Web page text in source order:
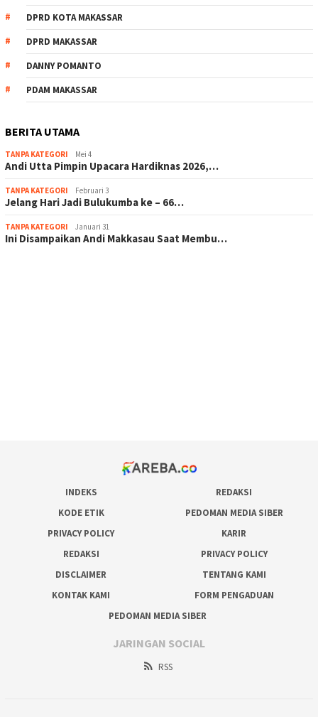
DPRD KOTA MAKASSAR
DPRD MAKASSAR
DANNY POMANTO
PDAM MAKASSAR
BERITA UTAMA
TANPA KATEGORI Mei 4
Andi Utta Pimpin Upacara Hardiknas 2026,…
TANPA KATEGORI Februari 3
Jelang Hari Jadi Bulukumba ke – 66…
TANPA KATEGORI Januari 31
Ini Disampaikan Andi Makkasau Saat Membu…
INDEKS
REDAKSI
KODE ETIK
PEDOMAN MEDIA SIBER
PRIVACY POLICY
KARIR
REDAKSI
PRIVACY POLICY
DISCLAIMER
TENTANG KAMI
KONTAK KAMI
FORM PENGADUAN
PEDOMAN MEDIA SIBER
JARINGAN SOCIAL
RSS